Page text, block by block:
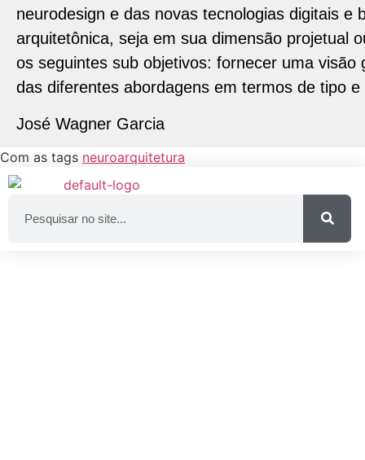
neurodesign e das novas tecnologias digitais
arquitetônica, seja em sua dimensão projetual
os seguintes sub objetivos: fornecer uma
das diferentes abordagens em termos de tipo
José Wagner Garcia
Com as tags neuroarquitetura